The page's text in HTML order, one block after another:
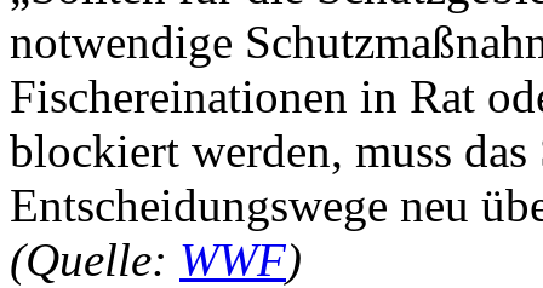
notwendige
Fischereinationen in Rat
blockiert werden, muss
Entscheidungswege neu
(Quelle: WWF)